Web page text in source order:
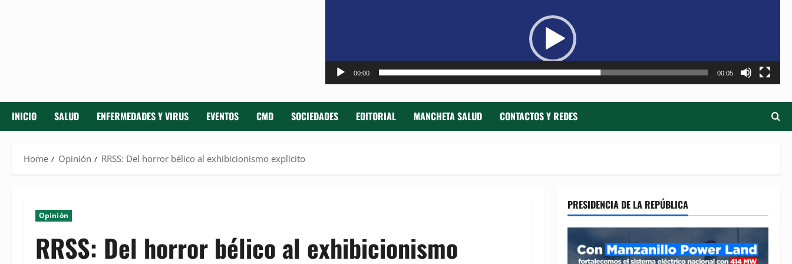
00:00 00:05
INICIO SALUD ENFERMEDADES Y VIRUS EVENTOS CMD SOCIEDADES EDITORIAL MANCHETA SALUD CONTACTOS Y REDES
Home Opinión RRSS: Del horror bélico al exhibicionismo explícito
Opinión
RRSS: Del horror bélico al exhibicionismo
PRESIDENCIA DE LA REPÚBLICA